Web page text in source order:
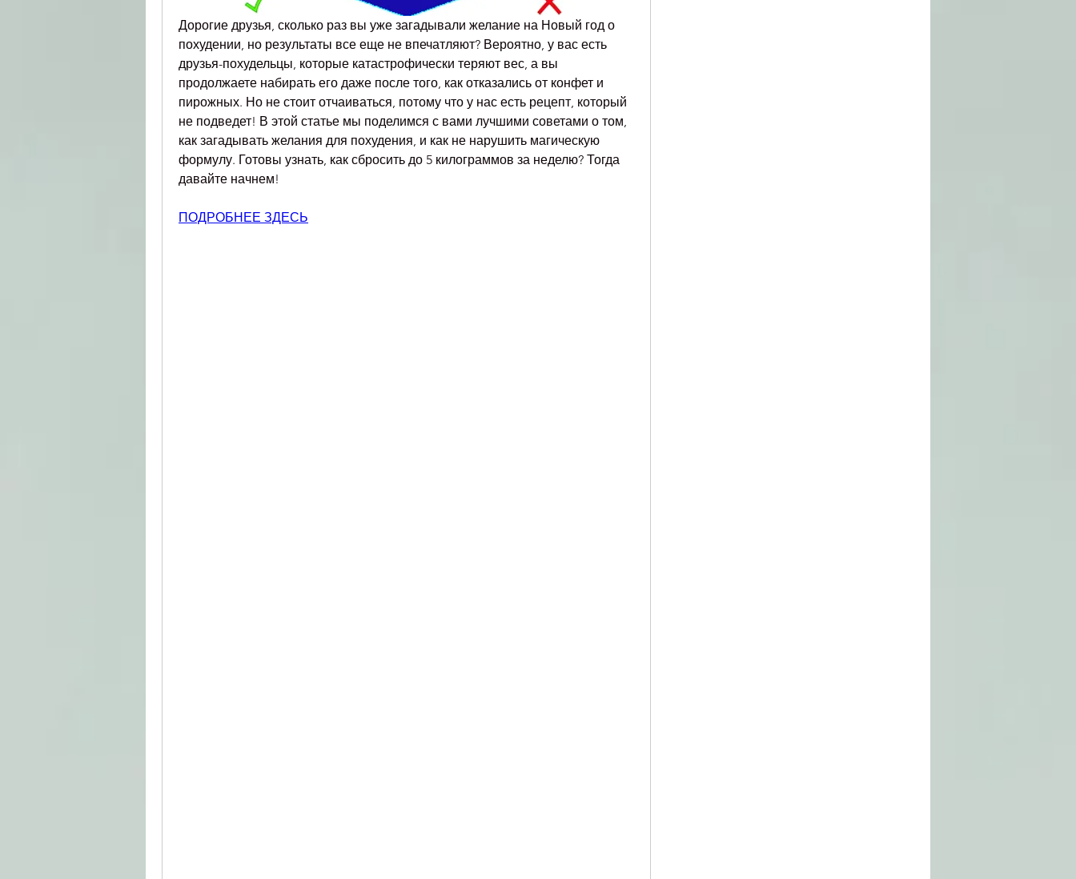
Дорогие друзья, сколько раз вы уже загадывали желание на Новый год о
похудении, но результаты все еще не впечатляют? Вероятно, у вас есть
друзья-похудельцы, которые катастрофически теряют вес, а вы
продолжаете набирать его даже после того, как отказались от конфет и
пирожных. Но не стоит отчаиваться, потому что у нас есть рецепт, который
не подведет! В этой статье мы поделимся с вами лучшими советами о том,
как загадывать желания для похудения, и как не нарушить магическую
формулу. Готовы узнать, как сбросить до 5 килограммов за неделю? Тогда
давайте начнем!
ПОДРОБНЕЕ ЗДЕСЬ